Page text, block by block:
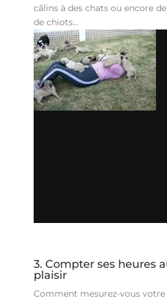
câlins à des chats ou encore
de chiots…
3. Compter ses heures
plaisir
Comment mesurez-vous votre